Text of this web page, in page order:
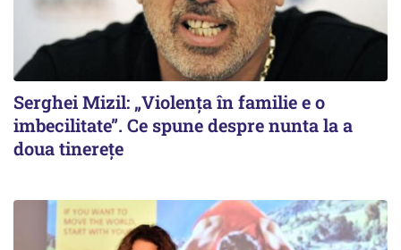
Serghei Mizil: „Violența în familie e o
imbecilitate”. Ce spune despre nunta la a
doua tinerețe